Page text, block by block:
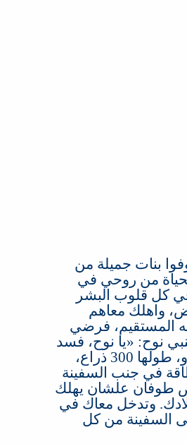
بنات جميلة من
من روحي في
كل قلوب البشر
واهلك معاهم
المستقيم، فرضي
نوح: «يا نوح، فسد
300
ذراع،
في جنب السفينة
طوفان علشان يهلك
. ‏ وتدخل معاك في
السفينة من كل